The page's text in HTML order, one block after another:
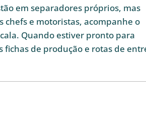
em separadores próprios, mas
chefs e motoristas, acompanhe o
Quando estiver pronto para
de produção e rotas de